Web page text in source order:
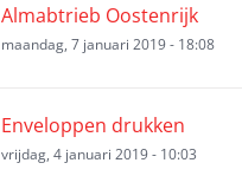
Almabtrieb Oostenrijk
maandag, 7 januari 2019 - 18:08
Enveloppen drukken
vrijdag, 4 januari 2019 - 10:03